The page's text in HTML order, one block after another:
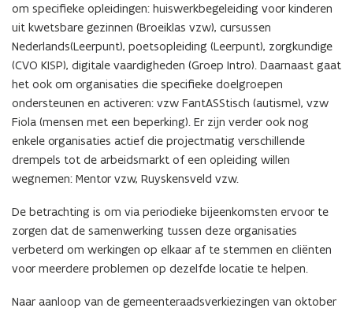
om specifieke opleidingen: huiswerkbegeleiding voor kinderen
uit kwetsbare gezinnen (Broeiklas vzw), cursussen
Nederlands(Leerpunt), poetsopleiding (Leerpunt), zorgkundige
(CVO KISP), digitale vaardigheden (Groep Intro). Daarnaast gaat
het ook om organisaties die specifieke doelgroepen
ondersteunen en activeren: vzw FantASStisch (autisme), vzw
Fiola (mensen met een beperking). Er zijn verder ook nog
enkele organisaties actief die projectmatig verschillende
drempels tot de arbeidsmarkt of een opleiding willen
wegnemen: Mentor vzw, Ruyskensveld vzw.
De betrachting is om via periodieke bijeenkomsten ervoor te
zorgen dat de samenwerking tussen deze organisaties
verbeterd om werkingen op elkaar af te stemmen en cliënten
voor meerdere problemen op dezelfde locatie te helpen.
Naar aanloop van de gemeenteraadsverkiezingen van oktober